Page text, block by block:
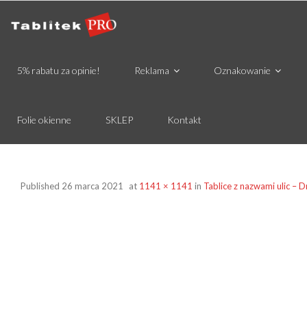
5% rabatu za opinie! Reklama Oznakowanie
Folie okienne SKLEP Kontakt
Published 26 marca 2021 at 1141 × 1141 in Tablice z nazwami ulic –